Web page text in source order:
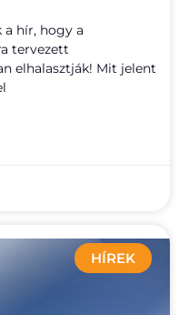
a hír, hogy a
tervezett
elhalasztják! Mit jelent
HÍREK